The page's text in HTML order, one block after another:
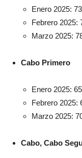
Enero 2025:
Febrero 2025:
Marzo 2025:
Cabo Primero
Enero 2025:
Febrero 2025:
Marzo 2025:
Cabo, Cabo